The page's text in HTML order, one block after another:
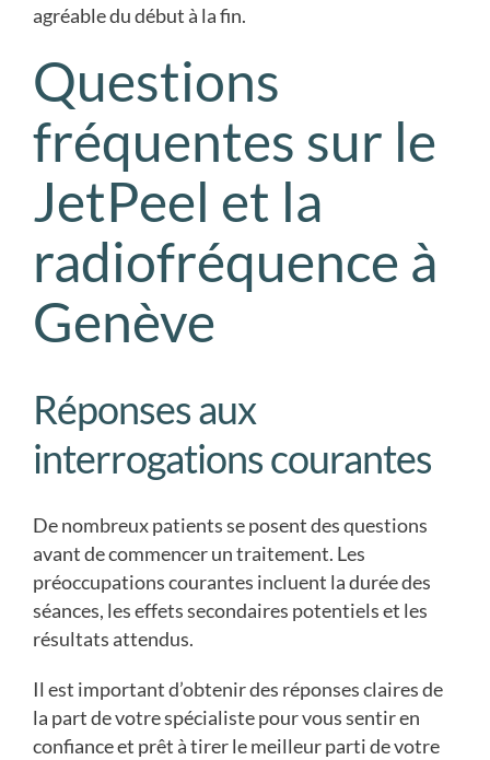
agréable du début à la fin.
Questions
fréquentes sur le
JetPeel et la
radiofréquence à
Genève
Réponses aux
interrogations courantes
De nombreux patients se posent des questions
avant de commencer un traitement. Les
préoccupations courantes incluent la durée des
séances, les effets secondaires potentiels et les
résultats attendus.
Il est important d’obtenir des réponses claires de
la part de votre spécialiste pour vous sentir en
confiance et prêt à tirer le meilleur parti de votre